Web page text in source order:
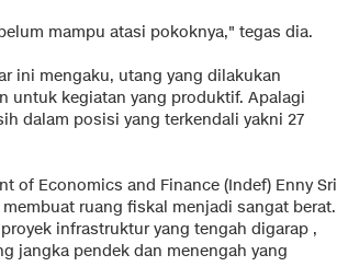
mampu atasi pokoknya," tegas dia.
ini mengaku, utang yang dilakukan
untuk kegiatan yang produktif. Apalagi
dalam posisi yang terkendali yakni 27
of Economics and Finance (Indef) Enny Sri
ruang fiskal menjadi sangat berat.
infrastruktur yang tengah digarap ,
jangka pendek dan menengah yang